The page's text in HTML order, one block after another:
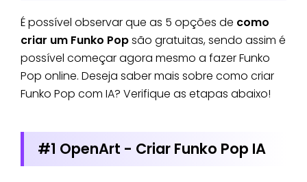
É possível observar que as 5 opções de como
criar um Funko Popsão gratuitas, sendo assim é
possível começar agora mesmo a fazer Funko
Pop online. Deseja saber mais sobre como criar
Funko Pop com IA? Verifique as etapas abaixo!
#1 OpenArt - Criar Funko Pop IA